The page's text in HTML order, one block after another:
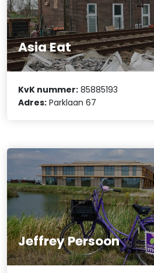
Asia Eat
KvK nummer: 85885193
Adres: Parklaan 67
Jeffrey Persoon